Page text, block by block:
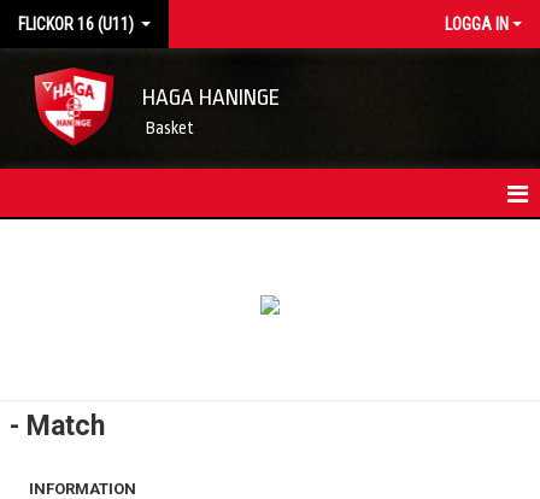
FLICKOR 16 (U11) LOGGA IN
HAGA HANINGE
Basket
- Match
INFORMATION